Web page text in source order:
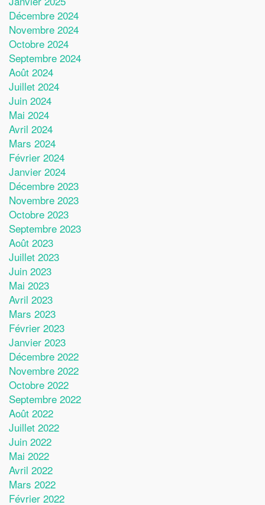
Décembre 2024
Novembre 2024
Octobre 2024
Septembre 2024
Août 2024
Juillet 2024
Juin 2024
Mai 2024
Avril 2024
Mars 2024
Février 2024
Janvier 2024
Décembre 2023
Novembre 2023
Octobre 2023
Septembre 2023
Août 2023
Juillet 2023
Juin 2023
Mai 2023
Avril 2023
Mars 2023
Février 2023
Janvier 2023
Décembre 2022
Novembre 2022
Octobre 2022
Septembre 2022
Août 2022
Juillet 2022
Juin 2022
Mai 2022
Avril 2022
Mars 2022
Février 2022